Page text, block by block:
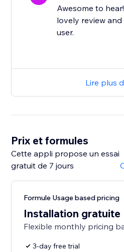
Awesome to
lovely review
user.
Lire plus
Prix et formules
Cette appli propose un essai
gratuit de 7 jours
Formule Usage based pricing
Installation gratuite
Flexible monthly pricing
3-day free trial